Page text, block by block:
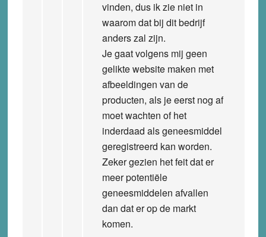
vinden, dus ik zie niet in
waarom dat bij dit bedrijf
anders zal zijn.
Je gaat volgens mij geen
gelikte website maken met
afbeeldingen van de
producten, als je eerst nog af
moet wachten of het
inderdaad als geneesmiddel
geregistreerd kan worden.
Zeker gezien het feit dat er
meer potentiële
geneesmiddelen afvallen
dan dat er op de markt
komen.